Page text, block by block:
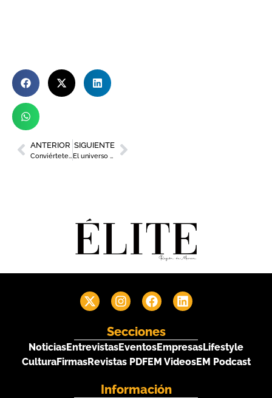
ANTERIOR
Conviértete en un pasajero del Titanic de la mano de Virtual Zone y su experiencia inmersiva que llega a Murcia
SIGUIENTE
El universo Álvaro Peña
Secciones
NoticiasEntrevistasEventosEmpresasLifestyle
CulturaFirmasRevistas PDFEM VideosEM Podcast
Información